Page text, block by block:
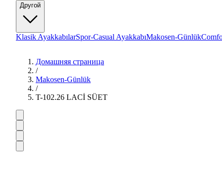
Другой
Klasik AyakkabılarSpor-Casual AyakkabıMakosen-Günlük
Домашняя страница
/
Makosen-Günlük
/
T-102.26 LACİ SÜET